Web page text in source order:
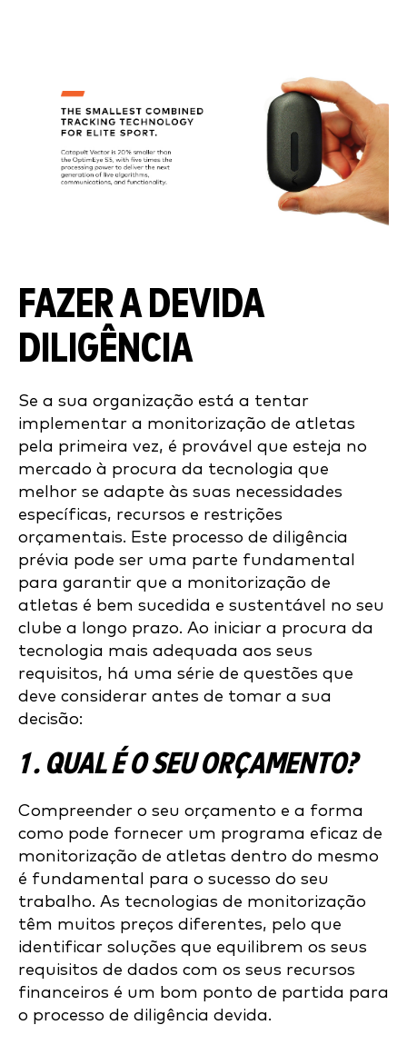
FAZER A DEVIDA
DILIGÊNCIA
Se a sua organização está a tentar
implementar a monitorização de atletas
pela primeira vez, é provável que esteja no
mercado à procura da tecnologia que
melhor se adapte às suas necessidades
específicas, recursos e restrições
orçamentais. Este processo de diligência
prévia pode ser uma parte fundamental
para garantir que a monitorização de
atletas é bem sucedida e sustentável no seu
clube a longo prazo. Ao iniciar a procura da
tecnologia mais adequada aos seus
requisitos, há uma série de questões que
deve considerar antes de tomar a sua
decisão:
1 . QUAL É O SEU ORÇAMENTO?
Compreender o seu orçamento e a forma
como pode fornecer um programa eficaz de
monitorização de atletas dentro do mesmo
é fundamental para o sucesso do seu
trabalho. As tecnologias de monitorização
têm muitos preços diferentes, pelo que
identificar soluções que equilibrem os seus
requisitos de dados com os seus recursos
financeiros é um bom ponto de partida para
o processo de diligência devida.